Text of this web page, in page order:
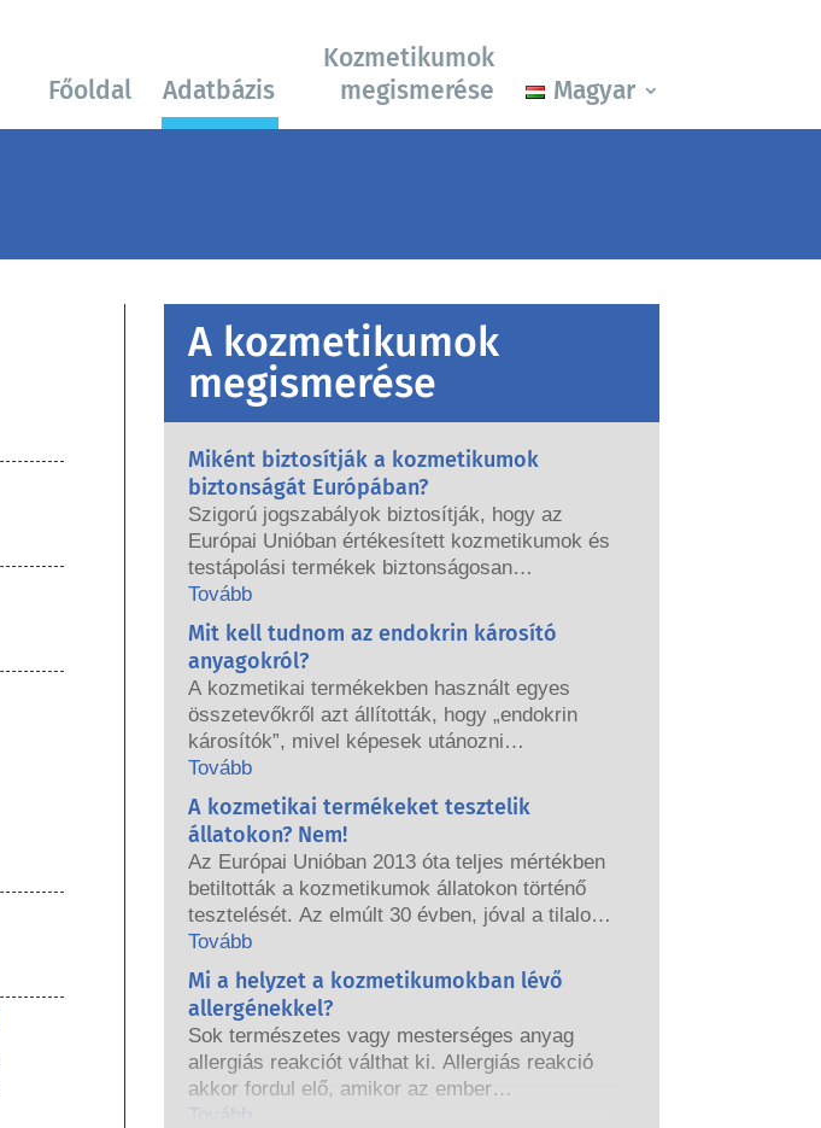
Főoldal Adatbázis
Kozmetikumok
megismerése
Magyar
A kozmetikumok
megismerése
Miként biztosítják a kozmetikumok
biztonságát Európában?
Szigorú jogszabályok biztosítják, hogy az
Európai Unióban értékesített kozmetikumok és
testápolási termékek biztonságosan
használhatók legyenek. A vállalatok, az
országos és az európai szabályozó hatóságok
közösen felelősek a kozmetikai termékek
biztonságának megőrzéséért.
Tovább
Mit kell tudnom az endokrin károsító
anyagokról?
A kozmetikai termékekben használt egyes
összetevőkről azt állították, hogy „endokrin
károsítók”, mivel képesek utánozni
hormonjaink bizonyos tulajdonságait. Csak
azért, mert valami képes utánozni egy
hormont, még nem jelenti azt, hogy megzavarja
endokrin rendszerünket. Sok anyag, köztük a
természetesek is, utánozhatják a hormonok
tulajdonságait, de nagyon kevés ezek közt,
többnyire az erős gyógyszerek, melyeknél
valaha is kimutatták, hogy zavart okoznak az
endokrin rendszerben. A minősített,
tudományos szakértők által elvégzett szigorú
termékbiztonsági értékelések, amelyeket a
vállalatoknak törvényileg kötelesek elvégezni,
lefedik az összes lehetséges kockázatot,
beleértve a potenciális endokrin zavarokat
Tovább
A kozmetikai termékeket tesztelik
állatokon? Nem!
Az Európai Unióban 2013 óta teljes mértékben
betiltották a kozmetikumok állatokon történő
tesztelését. Az elmúlt 30 évben, jóval a tilalom
hatályba lépése előtt, a kozmetikai és
testápolási ipar kutatásba és fejlesztésbe
fogott, hogy úttörő szerepet töltsön be az
állatkísérleti eszközök alternatíváinak
fejlesztésébe, hogy értékelhesse a kozmetikai
összetevők és termékek biztonságosságát.
Tovább
Mi a helyzet a kozmetikumokban lévő
allergénekkel?
Sok természetes vagy mesterséges anyag
allergiás reakciót válthat ki. Allergiás reakció
akkor fordul elő, amikor az ember
immunrendszere olyan anyagokra reagál,
Tovább